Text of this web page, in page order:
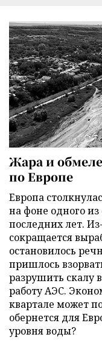
Жара и
по Европе
Европа
на фоне одного
последних лет.
сокращается
остановилось
пришлось
разрушить скалу
работу АЭС.
квартале может
обернется для
уровня воды?